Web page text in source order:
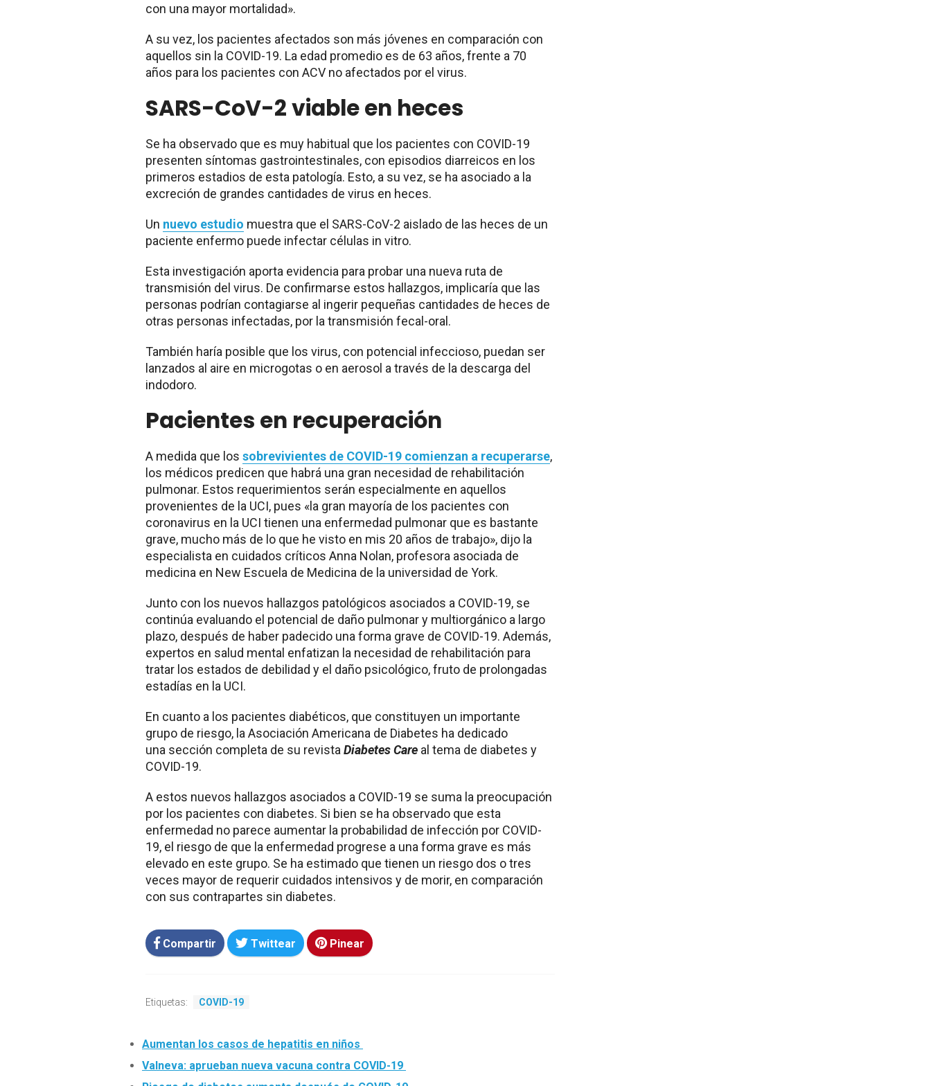
con una mayor mortalidad».
A su vez, los pacientes afectados son más jóvenes en comparación con
aquellos sin la COVID-19. La edad promedio es de 63 años, frente a 70
años para los pacientes con ACV no afectados por el virus.
SARS-CoV-2 viable en heces
Se ha observado que es muy habitual que los pacientes con COVID-19
presenten síntomas gastrointestinales, con episodios diarreicos en los
primeros estadios de esta patología. Esto, a su vez, se ha asociado a la
excreción de grandes cantidades de virus en heces.
Un nuevo estudio muestra que el SARS-CoV-2 aislado de las heces de un
paciente enfermo puede infectar células in vitro.
Esta investigación aporta evidencia para probar una nueva ruta de
transmisión del virus. De confirmarse estos hallazgos, implicaría que las
personas podrían contagiarse al ingerir pequeñas cantidades de heces de
otras personas infectadas, por la transmisión fecal-oral.
También haría posible que los virus, con potencial infeccioso, puedan ser
lanzados al aire en microgotas o en aerosol a través de la descarga del
indodoro.
Pacientes en recuperación
A medida que los sobrevivientes de COVID-19 comienzan a recuperarse,
los médicos predicen que habrá una gran necesidad de rehabilitación
pulmonar. Estos requerimientos serán especialmente en aquellos
provenientes de la UCI, pues «la gran mayoría de los pacientes con
coronavirus en la UCI tienen una enfermedad pulmonar que es bastante
grave, mucho más de lo que he visto en mis 20 años de trabajo», dijo la
especialista en cuidados críticos Anna Nolan, profesora asociada de
medicina en New Escuela de Medicina de la universidad de York.
Junto con los nuevos hallazgos patológicos asociados a COVID-19, se
continúa evaluando el potencial de daño pulmonar y multiorgánico a largo
plazo, después de haber padecido una forma grave de COVID-19. Además,
expertos en salud mental enfatizan la necesidad de rehabilitación para
tratar los estados de debilidad y el daño psicológico, fruto de prolongadas
estadías en la UCI.
En cuanto a los pacientes diabéticos, que constituyen un importante
grupo de riesgo, la Asociación Americana de Diabetes ha dedicado
una sección completa de su revista Diabetes Care al tema de diabetes y
COVID-19.
A estos nuevos hallazgos asociados a COVID-19 se suma la preocupación
por los pacientes con diabetes. Si bien se ha observado que esta
enfermedad no parece aumentar la probabilidad de infección por COVID-
19, el riesgo de que la enfermedad progrese a una forma grave es más
elevado en este grupo. Se ha estimado que tienen un riesgo dos o tres
veces mayor de requerir cuidados intensivos y de morir, en comparación
con sus contrapartes sin diabetes.
Compartir Twittear Pinear
Etiquetas: COVID-19
Aumentan los casos de hepatitis en niños
Valneva: aprueban nueva vacuna contra COVID-19